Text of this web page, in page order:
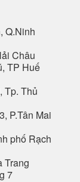
Q.Ninh
Châu
TP Huế
Tp. Thủ
P.Tân Mai
phố Rạch
Trang
7